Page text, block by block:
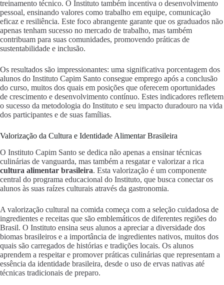
treinamento técnico. O Instituto também incentiva o desenvolvimento
pessoal, ensinando valores como trabalho em equipe, comunicação
eficaz e resiliência. Este foco abrangente garante que os graduados não
apenas tenham sucesso no mercado de trabalho, mas também
contribuam para suas comunidades, promovendo práticas de
sustentabilidade e inclusão.
Os resultados são impressionantes: uma significativa porcentagem dos
alunos do Instituto Capim Santo consegue emprego após a conclusão
do curso, muitos dos quais em posições que oferecem oportunidades
de crescimento e desenvolvimento contínuo. Estes indicadores refletem
o sucesso da metodologia do Instituto e seu impacto duradouro na vida
dos participantes e de suas famílias.
Valorização da Cultura e Identidade Alimentar Brasileira
O Instituto Capim Santo se dedica não apenas a ensinar técnicas
culinárias de vanguarda, mas também a resgatar e valorizar a rica
cultura alimentar brasileira. Esta valorização é um componente
central do programa educacional do Instituto, que busca conectar os
alunos às suas raízes culturais através da gastronomia.
A valorização cultural na comida começa com a seleção cuidadosa de
ingredientes e receitas que são emblemáticos de diferentes regiões do
Brasil. O Instituto ensina seus alunos a apreciar a diversidade dos
biomas brasileiros e a importância de ingredientes nativos, muitos dos
quais são carregados de histórias e tradições locais. Os alunos
aprendem a respeitar e promover práticas culinárias que representam a
essência da identidade brasileira, desde o uso de ervas nativas até
técnicas tradicionais de preparo.